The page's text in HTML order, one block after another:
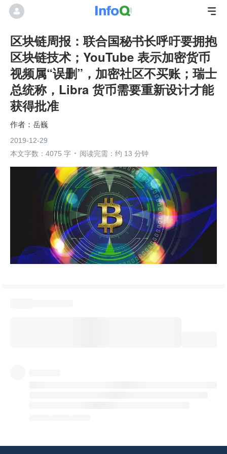
区块链周报：联合国秘书长呼吁要拥抱
区块链技术；YouTube 表示加密货币
视频属“误删”，加密社区不买账；瑞士
总统称，Libra 货币需要重新设计才能
获得批准
岳巍
2019-12-29
本文字数：4075 字
阅读完需：约 13 分钟